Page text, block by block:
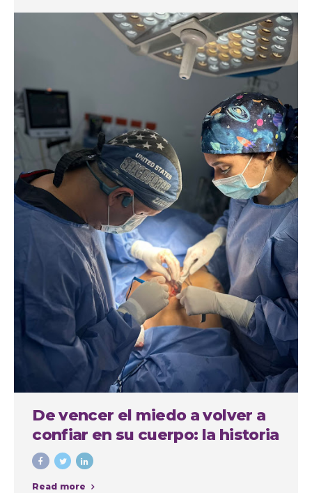
De vencer el miedo a volver a
confiar en su cuerpo: la historia
de Anna, paciente
internacional en Medellín
Read more